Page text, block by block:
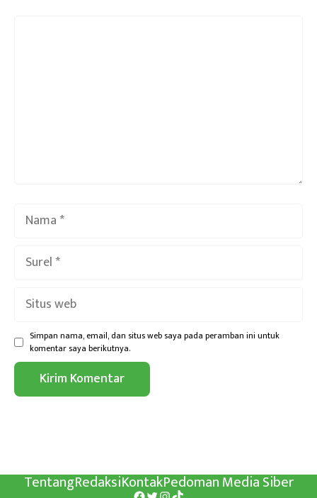
web
Simpan nama, email, dan situs web saya pada peramban ini untuk
komentar saya berikutnya.
TentangRedaksiKontakPedoman Media Siber